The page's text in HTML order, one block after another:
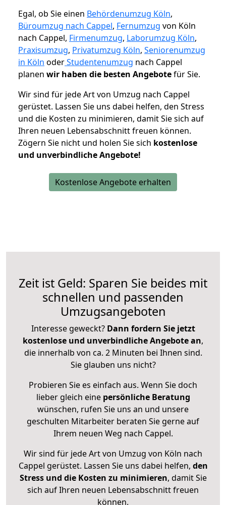
Egal, ob Sie einen Behördenumzug Köln,
Büroumzug nach Cappel, Fernumzug von Köln
nach Cappel, Firmenumzug, Laborumzug Köln,
Praxisumzug, Privatumzug Köln, Seniorenumzug
in Köln oderStudentenumzug nach Cappel
planen wir haben die besten Angebotefür Sie.
Wir sind für jede Art von Umzug nach Cappel
gerüstet. Lassen Sie uns dabei helfen, den Stress
und die Kosten zu minimieren, damit Sie sich auf
Ihren neuen Lebensabschnitt freuen können.
Zögern Sie nicht und holen Sie sich kostenlose
und unverbindliche Angebote!
Kostenlose Angebote erhalten
Zeit ist Geld: Sparen Sie beides mit
schnellen und passenden
Umzugsangeboten
Interesse geweckt? Dann fordern Sie jetzt
kostenlose und unverbindliche Angebote an,
die innerhalb von ca. 2 Minuten bei Ihnen sind.
Sie glauben uns nicht?
Probieren Sie es einfach aus. Wenn Sie doch
lieber gleich eine persönliche Beratung
wünschen, rufen Sie uns an und unsere
geschulten Mitarbeiter beraten Sie gerne auf
Ihrem neuen Weg nach Cappel.
Wir sind für jede Art von Umzug von Köln nach
Cappel gerüstet. Lassen Sie uns dabei helfen, den
Stress und die Kosten zu minimieren, damit Sie
sich auf Ihren neuen Lebensabschnitt freuen
können.